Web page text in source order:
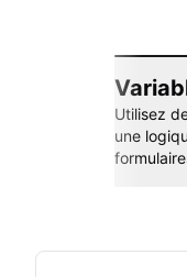
Utilisez
une